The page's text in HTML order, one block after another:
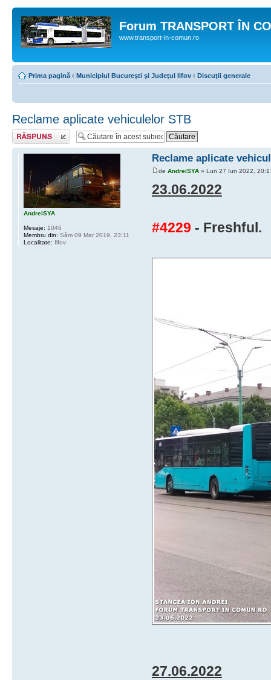
Forum TRANSPORT ÎN
www.transport-in-comun.ro
Prima pagină ‹ Municipiul Bucureşti şi Judeţul Ilfov ‹ Discuţii generale
Reclame aplicate vehiculelor STB
Răspunde
Reclame aplicate
de AndreiSYA» Lun 27 Iun 2022,
23.06.2022
#4229 - Freshful.
27.06.2022
AndreiSYA
Mesaje: 1046
Membru din: Sâm 09 Mar 2019, 23:11
Localitate: Ilfov